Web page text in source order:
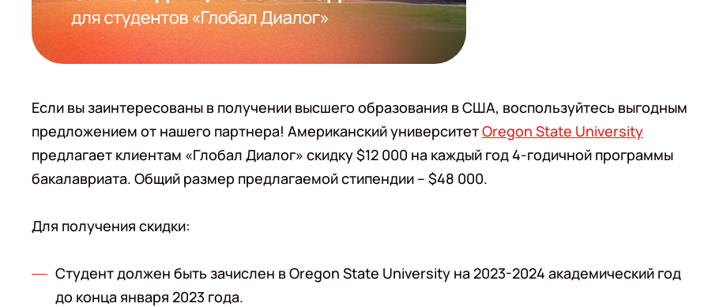
Если вы заинтересованы в получении высшего образования в США, воспользуйтесь выгодным
предложением от нашего партнера! Американский университетOregon State University
предлагает клиентам «Глобал Диалог» скидку $12 000 на каждый год 4-годичной программы
бакалавриата. Общий размер предлагаемой стипендии – $48 000.
Для получения скидки:
Студент должен быть зачислен в Oregon State University на 2023-2024 академический год
до конца января 2023 года.